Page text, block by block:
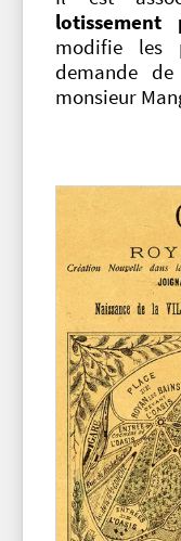
modifie les
demande
monsieur